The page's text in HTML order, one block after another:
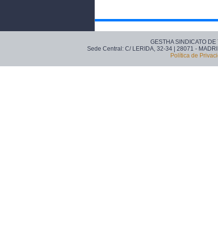
GESTHA SINDICATO
Sede Central: C/ LERIDA, 32-34 | 28071 -
Política de